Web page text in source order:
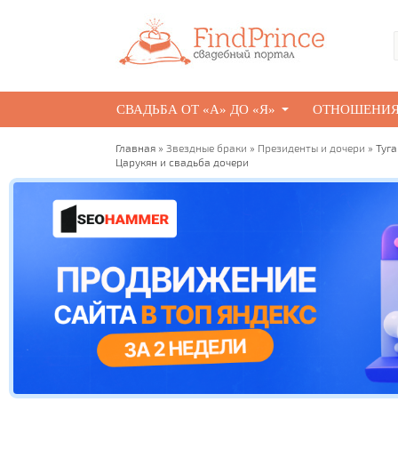
СВАДЬБА ОТ «А» ДО «Я»
Главная » Звездные браки » Президенты и дочери »
Царукян и свадьба дочери